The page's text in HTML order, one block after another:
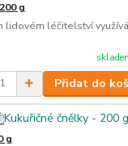
g
lidovém léčitelství
Přidat do
g